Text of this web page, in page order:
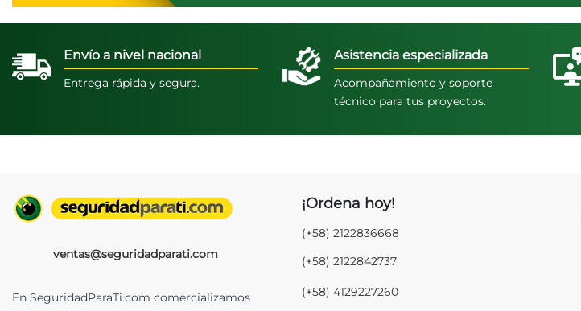
Envío a nivel nacional
Entrega rápida y segura.
Asistencia especializada
Acompañamiento y soporte
técnico para tus proyectos.
ventas@seguridadparati.com
En SeguridadParaTi.com comercializamos
¡Ordena hoy!
(+58) 2122836668
(+58) 2122842737
(+58) 4129227260